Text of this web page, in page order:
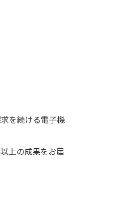
を続ける電⼦機
上の成果をお届